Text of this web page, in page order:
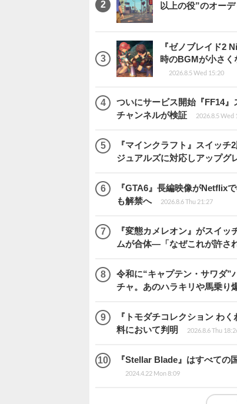
以上の役”のオー
『ゼノブレイド2
時のBGMが小さく
2026.8.5 Wed 15:20
ついにサービス開始『FF14
チャンネルが検証
2026.8.5 Wed
『マインクラフト』スイッ
ジュアルズに対応しアップグ
『GTA6』長編映像がNetflix
も解禁へ
2026.8.6 Thu 21:27
『変態カメレオン』がスイ
ムが合体―「なぜこれが許さ
令和に“キャプテン・サワダ”
チャ。あのハラキリや馬乗り
『トモダチコレクション わ
料において判明
2026.8.6 Thu
『Stellar Blade』はすべて
2024.4.22 Mon 8:09